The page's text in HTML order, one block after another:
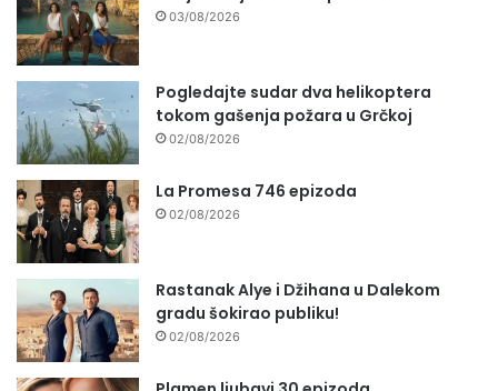
03/08/2026
Pogledajte sudar dva helikoptera
tokom gašenja požara u Grčkoj
02/08/2026
La Promesa 746 epizoda
02/08/2026
Rastanak Alye i Džihana u Dalekom
gradu šokirao publiku!
02/08/2026